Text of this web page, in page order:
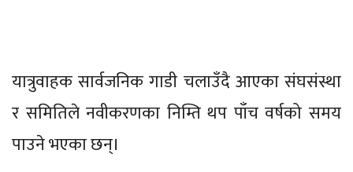
यात्रुवाहक सार्वजनिक गाडी चलाउँदै आएका संघसंस्था
र समितिले नवीकरणका निम्ति थप पाँच वर्षको समय
पाउने भएका छन्।